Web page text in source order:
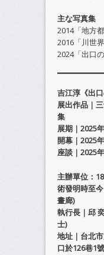
主な写真集
2014「地方
2016「川世
2024「出口
吉江淳《出
展出作品｜
集
展期｜2025
開幕｜2025
座談｜2025
主辦單位：
術發明時至
畫廊)
執行長｜邱
士)
地址｜台北
口於126巷1